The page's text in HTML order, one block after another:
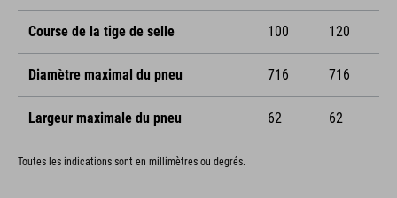
Course de la tige de selle 100 120
Diamètre maximal du pneu 716 716
Largeur maximale du pneu 62 62
Toutes les indications sont en millimètres ou degrés.